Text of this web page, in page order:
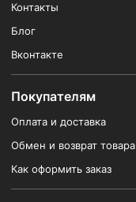
Контакты
Блог
Вконтакте
Покупателям
Оплата и доставка
Обмен и возврат товара
Как оформить заказ